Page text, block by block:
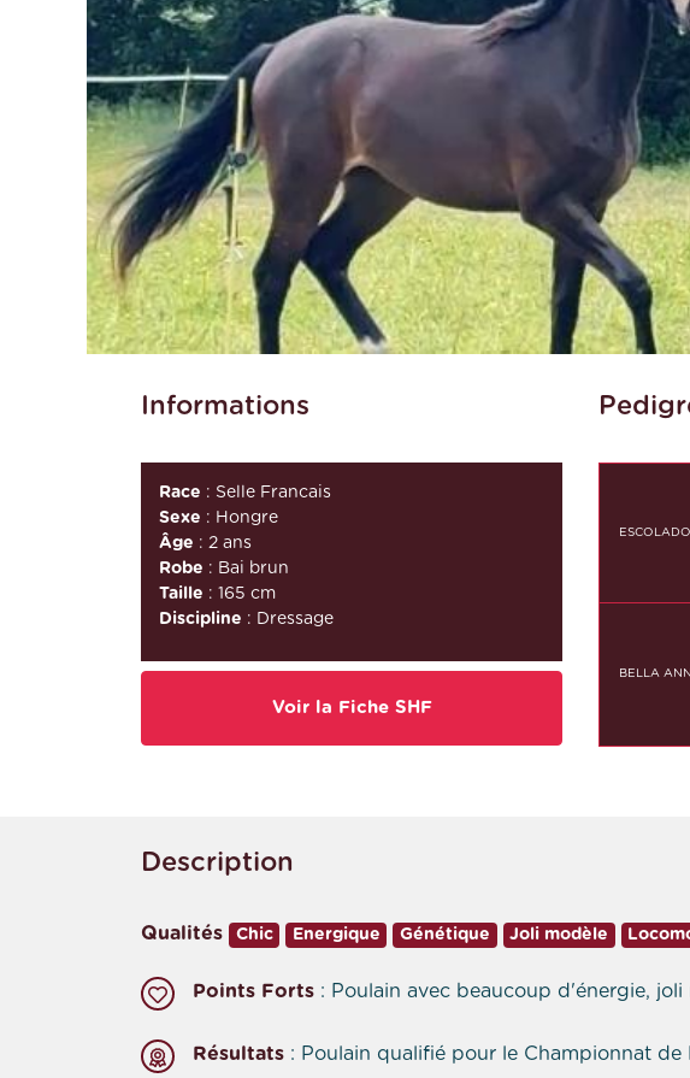
Informations
Race : Selle Francais
Sexe : Hongre
Âge : 2 ans
Robe : Bai brun
Taille : 165 cm
Discipline : Dressage
Voir la Fiche SHF
BELLA
Description
Qualités Chic Energique Génétique Joli modèle
Points Forts : Poulain avec beaucoup d'énergie,
Résultats : Poulain qualifié pour le Championnat de